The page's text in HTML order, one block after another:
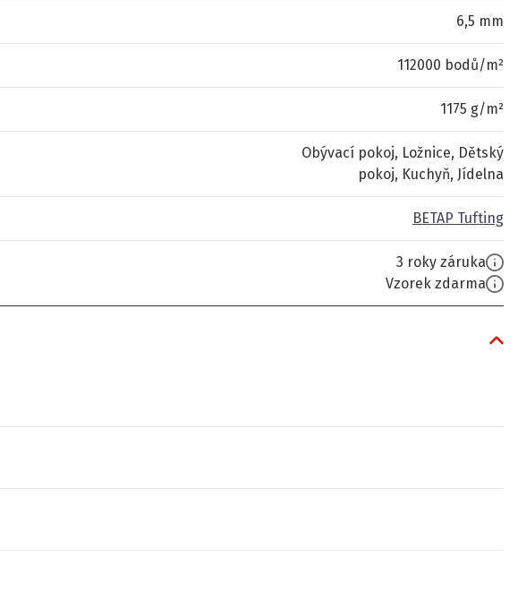
6,5 mm
112000 bodů/m²
1175 g/m²
Obývací pokoj, Ložnice, Dětský
pokoj, Kuchyň, Jídelna
BETAP Tufting
3 roky záruka
Vzorek zdarma